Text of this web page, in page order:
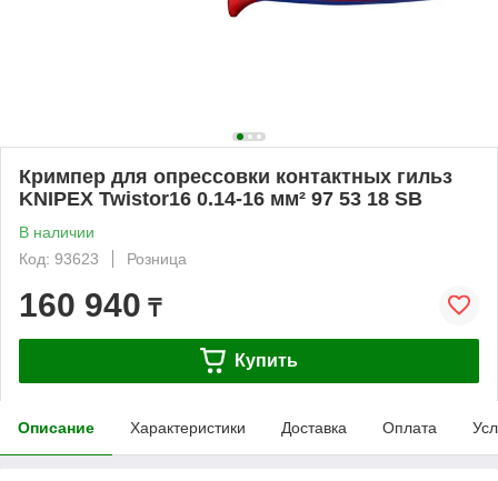
Кримпер для опрессовки контактных гильз
KNIPEX Twistor16 0.14-16 мм² 97 53 18 SB
В наличии
Код: 93623
Розница
160 940 ₸
Купить
Описание Характеристики Доставка Оплата